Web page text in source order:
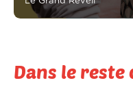
Dans le reste